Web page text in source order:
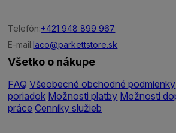
Telefón:+421 948 899 967
E-mail:laco@parkettstore.sk
Všetko o nákupe
FAQ Všeobecné obchodné podmienky
poriadok Možnosti platby Možnosti
práce Cenníky služieb